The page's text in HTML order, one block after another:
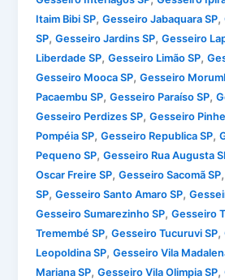
Itaim Bibi SP,Gesseiro Jabaquara SP,
SP,Gesseiro Jardins SP,Gesseiro
Liberdade SP,Gesseiro Limão SP,
Gesseiro Mooca SP,Gesseiro
Pacaembu SP,Gesseiro Paraíso SP,
Gesseiro Perdizes SP,Gesseiro
Pompéia SP,Gesseiro Republica SP,
Pequeno SP,Gesseiro Rua Augusta
Oscar Freire SP,Gesseiro Sacomã SP
SP,Gesseiro Santo Amaro SP,
Gesseiro Sumarezinho SP,Gesseiro
Tremembé SP,Gesseiro Tucuruvi SP,
Leopoldina SP,Gesseiro Vila
Mariana SP,Gesseiro Vila Olimpia SP,